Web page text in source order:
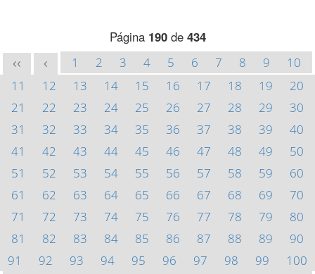
Página 190de 434
<< < 1 2 3 4 5 6 7 8 9
10
11
12 13 14 15 16 17 18 19
20
21
22 23 24 25 26 27 28 29
30
31
32 33 34 35 36 37 38 39
40
41
42 43 44 45 46 47 48 49
50
51
52 53 54 55 56 57 58 59
60
61
62 63 64 65 66 67 68 69
70
71
72 73 74 75 76 77 78 79
80
81
82 83 84 85 86 87 88 89
90
91
92 93 94 95 96 97 98 99
100